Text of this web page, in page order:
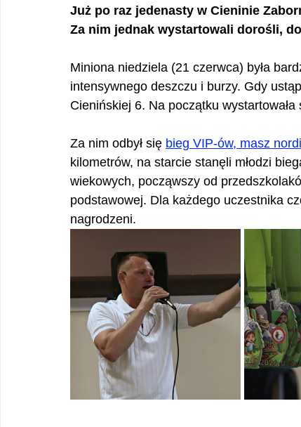
Już po raz jedenasty w Cieninie
Za nim jednak wystartowali dorośli,
Miniona niedziela (21 czerwca) była
intensywnego deszczu i burzy. Gdy
Cienińskiej 6. Na początku
Za nim odbył się bieg VIP-ów, masz
kilometrów, na starcie stanęli młodzi
wiekowych, począwszy od
podstawowej. Dla każdego uczestnika
nagrodzeni.